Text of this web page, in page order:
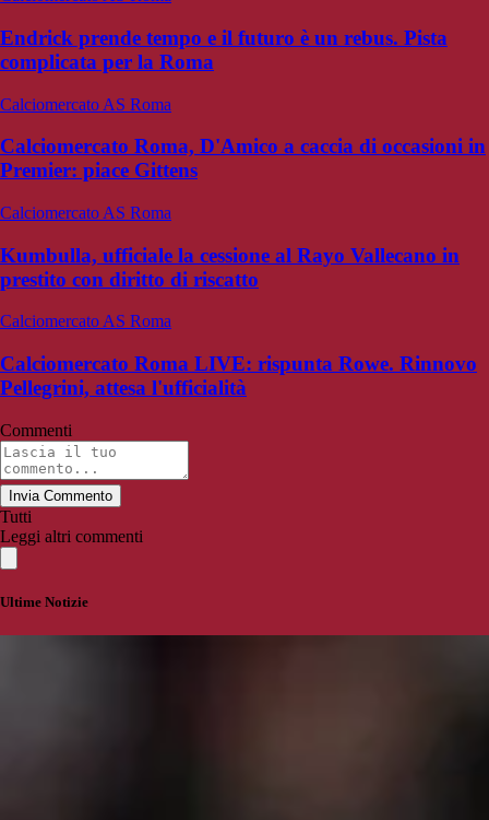
Endrick prende tempo e il futuro è un rebus. Pista
complicata per la Roma
Calciomercato AS Roma
Calciomercato Roma, D'Amico a caccia di occasioni in
Premier: piace Gittens
Calciomercato AS Roma
Kumbulla, ufficiale la cessione al Rayo Vallecano in
prestito con diritto di riscatto
Calciomercato AS Roma
Calciomercato Roma LIVE: rispunta Rowe. Rinnovo
Pellegrini, attesa l'ufficialità
Commenti
Invia Commento
Tutti
Leggi altri commenti
Ultime Notizie